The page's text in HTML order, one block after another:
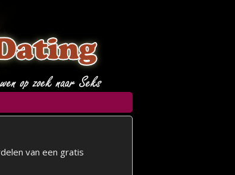
van een gratis